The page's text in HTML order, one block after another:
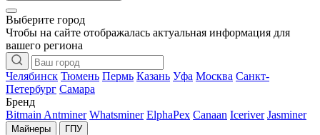
Выберите город
Чтобы на сайте отображалась актуальная информация для
вашего региона
Челябинск Тюмень Пермь Казань Уфа Москва Санкт-
Петербург Самара
Бренд
Bitmain Antminer Whatsminer ElphaPex Canaan Iceriver Jasminer
Майнеры ГПУ